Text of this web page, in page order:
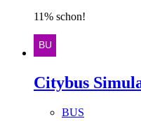
11% schon!
Citybus
BUS